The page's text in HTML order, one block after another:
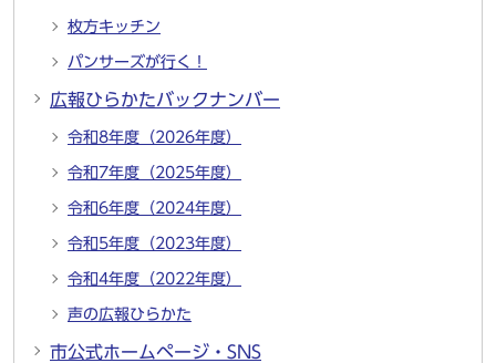
枚方キッチン
パンサーズが行く！
広報ひらかたバックナンバー
令和8年度（2026年度）
令和7年度（2025年度）
令和6年度（2024年度）
令和5年度（2023年度）
令和4年度（2022年度）
声の広報ひらかた
市公式ホームページ・SNS